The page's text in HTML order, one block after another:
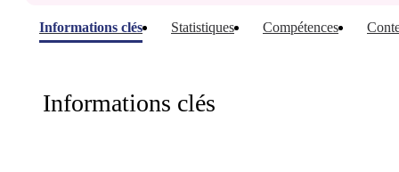
Informations clés Statistiques Compétences
Informations clés